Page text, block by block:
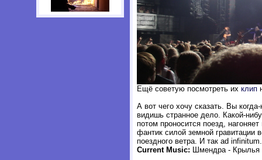
Ещё советую посмотреть их клип
А вот чего хочу сказать. Вы
видишь странное дело. Какой-
потом проносится поезд,
фантик силой земной гравитации
поездного ветра. И так ad
Current Music: Шмендра - Крылья